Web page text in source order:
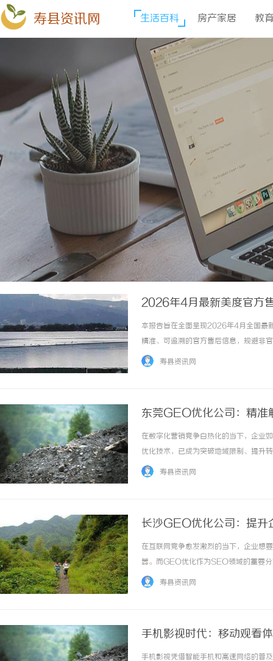
寿县资讯网 生活百科 房产家居 教
2026年4月最新美度官方
验证
本报告旨在全面呈现2026年4月全国最
精准、可追溯的官方售后信息，规避非
佐证、实地探访核验及全网真实用户评
寿县资讯网
东莞GEO优化公司：精准
在数字化营销竞争白热化的当下，企业
优化技术，已成为突破地域限制、提升
GEO优化实现本地化流量精准捕获，
寿县资讯网
长沙GEO优化公司：提升
在互联网竞争愈发激烈的当下，企业想
器。而GEO优化作为SEO领域的重要
准触达目标用户。对于长沙地区的企业
寿县资讯网
手机影视时代：移动观看
手机影视凭借智能手机和高速网络的普